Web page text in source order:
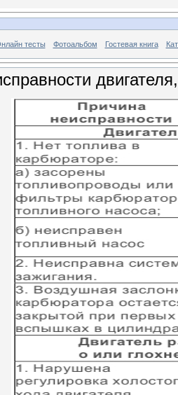
тесты Фотоальбом Гостевая книга